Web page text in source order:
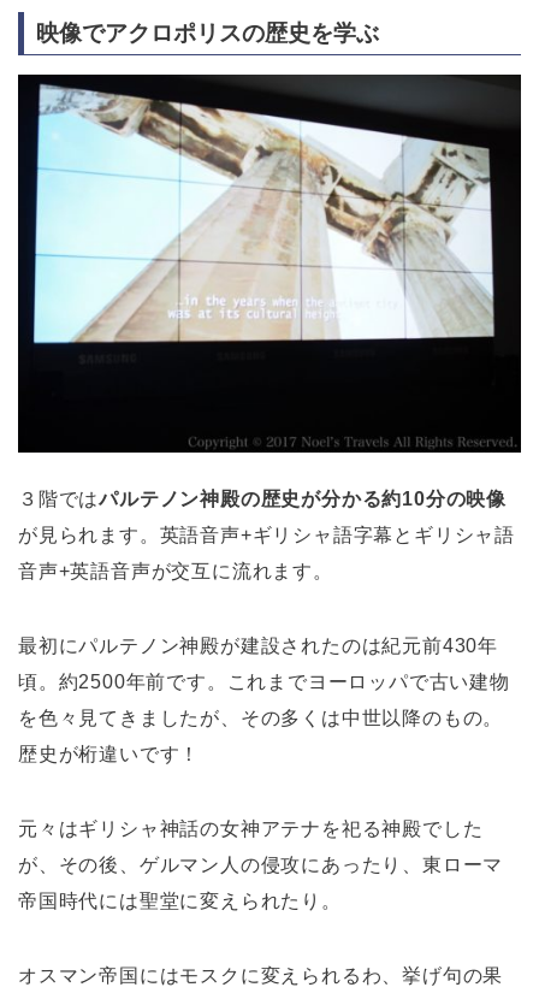
映像でアクロポリスの歴史を学ぶ
３階ではパルテノン神殿の歴史が分かる約10分の映像
が見られます。英語音声+ギリシャ語字幕とギリシャ語
音声+英語音声が交互に流れます。
最初にパルテノン神殿が建設されたのは紀元前430年
頃。約2500年前です。これまでヨーロッパで古い建物
を色々見てきましたが、その多くは中世以降のもの。
歴史が桁違いです！
元々はギリシャ神話の女神アテナを祀る神殿でした
が、その後、ゲルマン人の侵攻にあったり、東ローマ
帝国時代には聖堂に変えられたり。
オスマン帝国にはモスクに変えられるわ、挙げ句の果